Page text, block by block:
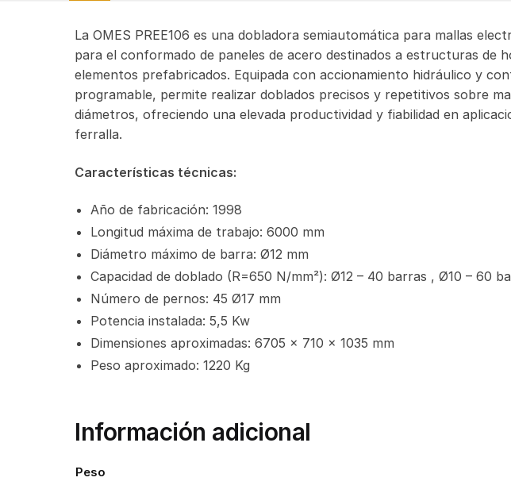
La OMES PREE106 es una dobladora semiautomática para mallas
para el conformado de paneles de acero destinados a estructuras de
elementos prefabricados. Equipada con accionamiento hidráulico y
programable, permite realizar doblados precisos y repetitivos sobre
diámetros, ofreciendo una elevada productividad y fiabilidad en
ferralla.
Características técnicas:
Año de fabricación: 1998
Longitud máxima de trabajo: 6000 mm
Diámetro máximo de barra: Ø12 mm
Capacidad de doblado (R=650 N/mm²): Ø12 – 40 barras , Ø10 – 60
Número de pernos: 45 Ø17 mm
Potencia instalada: 5,5 Kw
Dimensiones aproximadas: 6705 x 710 x 1035 mm
Peso aproximado: 1220 Kg
Información adicional
Peso